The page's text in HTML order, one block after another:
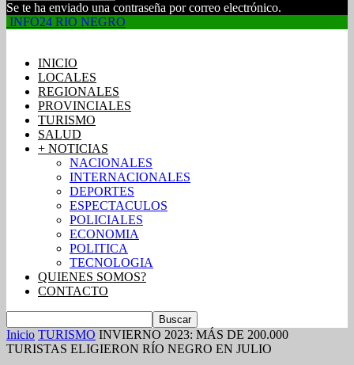
Se te ha enviado una contraseña por correo electrónico.
INFO24 RIO NEGRO
INICIO
LOCALES
REGIONALES
PROVINCIALES
TURISMO
SALUD
+ NOTICIAS
NACIONALES
INTERNACIONALES
DEPORTES
ESPECTACULOS
POLICIALES
ECONOMIA
POLITICA
TECNOLOGIA
QUIENES SOMOS?
CONTACTO
Inicio TURISMO INVIERNO 2023: MÁS DE 200.000
TURISTAS ELIGIERON RÍO NEGRO EN JULIO